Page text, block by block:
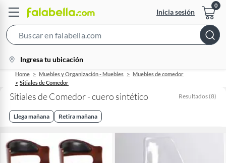
Inicia sesión
Bar
location-
icon
Ingresa tu ubicación
Home Muebles y Organización - Muebles
Muebles de comedor
Sitiales de Comedor
Sitiales de Comedor - cuero sintético Resultados (8)
Llega mañana Retira mañana